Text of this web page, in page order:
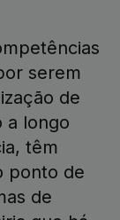
serem
de
a longo
têm
ponto de
de